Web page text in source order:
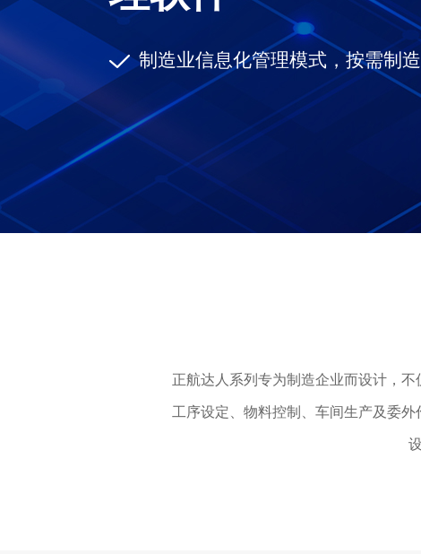
机械行业
五金行业
塑胶加工
智能制造
查看更多>
项目型接单
批发类销售
查看更多>
制造业信息化管理模式，按需制
正航达人系列专为制造企业而设计，
工序设定、物料控制、车间生产及委